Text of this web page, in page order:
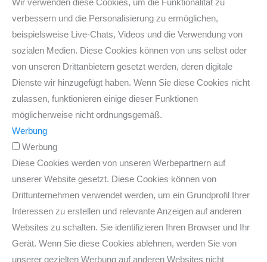
verbessern und die Personalisierung zu ermöglichen,
beispielsweise Live-Chats, Videos und die Verwendung von
sozialen Medien. Diese Cookies können von uns selbst oder
von unseren Drittanbietern gesetzt werden, deren digitale
Dienste wir hinzugefügt haben. Wenn Sie diese Cookies nicht
zulassen, funktionieren einige dieser Funktionen
möglicherweise nicht ordnungsgemäß.
Werbung
Werbung
Diese Cookies werden von unseren Werbepartnern auf
unserer Website gesetzt. Diese Cookies können von
Drittunternehmen verwendet werden, um ein Grundprofil Ihrer
Interessen zu erstellen und relevante Anzeigen auf anderen
Websites zu schalten. Sie identifizieren Ihren Browser und Ihr
Gerät. Wenn Sie diese Cookies ablehnen, werden Sie von
unserer gezielten Werbung auf anderen Websites nicht